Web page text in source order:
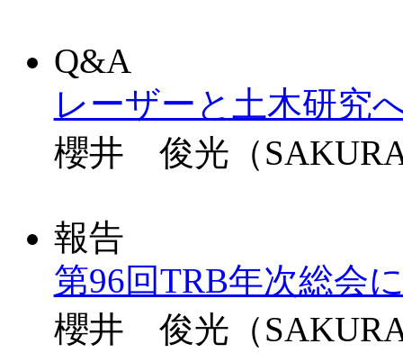
Q&A
レーザーと土木研究
櫻井 俊光（
報告
第96回TRB年次総会
櫻井 俊光（